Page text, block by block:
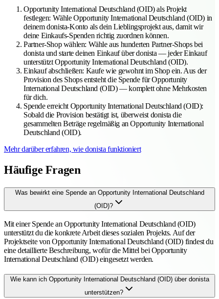
Opportunity International Deutschland (OID) als Projekt
festlegen: Wähle Opportunity International Deutschland (OID) in
deinem donista-Konto als dein Lieblingsprojekt aus, damit wir
deine Einkaufs-Spenden richtig zuordnen können.
Partner-Shop wählen: Wähle aus hunderten Partner-Shops bei
donista und starte deinen Einkauf über donista — jeder Einkauf
unterstützt Opportunity International Deutschland (OID).
Einkauf abschließen: Kaufe wie gewohnt im Shop ein. Aus der
Provision des Shops entsteht die Spende für Opportunity
International Deutschland (OID) — komplett ohne Mehrkosten
für dich.
Spende erreicht Opportunity International Deutschland (OID):
Sobald die Provision bestätigt ist, überweist donista die
gesammelten Beträge regelmäßig an Opportunity International
Deutschland (OID).
Mehr darüber erfahren, wie donista funktioniert
Häufige Fragen
Was bewirkt eine Spende an Opportunity International Deutschland
(OID)?
Mit einer Spende an Opportunity International Deutschland (OID)
unterstützt du die konkrete Arbeit dieses sozialen Projekts. Auf der
Projektseite von Opportunity International Deutschland (OID) findest du
eine detaillierte Beschreibung, wofür die Mittel bei Opportunity
International Deutschland (OID) eingesetzt werden.
Wie kann ich Opportunity International Deutschland (OID) über donista
unterstützen?